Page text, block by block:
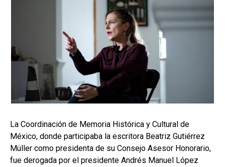
La Coordinación de Memoria Histórica y Cultural de
México, donde participaba la escritora Beatriz Gutiérrez
Müller como presidenta de su Consejo Asesor Honorario,
fue derogada por el presidente Andrés Manuel López